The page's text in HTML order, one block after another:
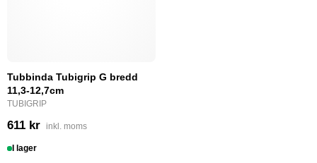
Tubbinda Tubigrip G bredd
11,3-12,7cm
TUBIGRIP
611 kr inkl. moms
I lager